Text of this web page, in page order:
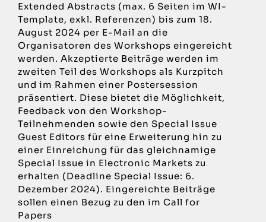
Extended Abstracts (max. 6 Seiten im WI-
Template, exkl. Referenzen) bis zum 18.
August 2024 per E-Mail an die
Organisatoren des Workshops eingereicht
werden. Akzeptierte Beiträge werden im
zweiten Teil des Workshops als Kurzpitch
und im Rahmen einer Postersession
präsentiert. Diese bietet die Möglichkeit,
Feedback von den Workshop-
Teilnehmenden sowie den Special Issue
Guest Editors für eine Erweiterung hin zu
einer Einreichung für das gleichnamige
Special Issue in Electronic Markets zu
erhalten (Deadline Special Issue: 6.
Dezember 2024). Eingereichte Beiträge
sollen einen Bezug zu den im Call for
Papers